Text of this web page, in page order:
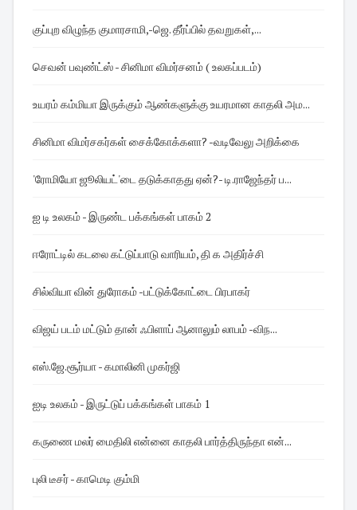
குப்புற விழுந்த குமாரசாமி,-ஜெ. தீர்ப்பில் தவறுகள்,...
செவன் பவுண்ட்ஸ் - சினிமா விமர்சனம் ( உலகப்படம்)
உயரம் கம்மியா இருக்கும் ஆண்களுக்கு உயரமான காதலி அம...
சினிமா விமர்சகர்கள் சைக்கோக்களா? -வடிவேலு அறிக்கை
'ரோமியோ ஜூலியட்'டை தடுக்காதது ஏன்?- டி.ராஜேந்தர் ப...
ஐ டி உலகம் - இருண்ட பக்கங்கள் பாகம் 2
ஈரோட்டில் கடலை கட்டுப்பாடு வாரியம், தி க அதிர்ச்சி
சில்வியா வின் துரோகம் -பட்டுக்கோட்டை பிரபாகர்
விஜய் படம் மட்டும் தான் ஃபிளாப் ஆனாலும் லாபம் -விந...
எஸ்.ஜே.சூர்யா - கமாலினி முகர்ஜி
ஐடி உலகம் - இருட்டுப் பக்கங்கள் பாகம் 1
கருணை மலர் மைதிலி என்னை காதலி பார்த்திருந்தா என்...
புலி டீசர் - காமெடி கும்மி